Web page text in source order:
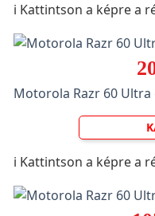
ℹ️ Kattintson a képre a
Motorola Razr 60
ℹ️ Kattintson a képre a